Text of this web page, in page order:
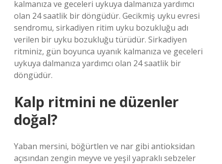
kalmanıza ve geceleri uykuya dalmanıza yardımcı
olan 24 saatlik bir döngüdür. Gecikmiş uyku evresi
sendromu, sirkadiyen ritim uyku bozukluğu adı
verilen bir uyku bozukluğu türüdür. Sirkadiyen
ritminiz, gün boyunca uyanık kalmanıza ve geceleri
uykuya dalmanıza yardımcı olan 24 saatlik bir
döngüdür.
Kalp ritmini ne düzenler
doğal?
Yaban mersini, böğürtlen ve nar gibi antioksidan
açısından zengin meyve ve yeşil yapraklı sebzeler